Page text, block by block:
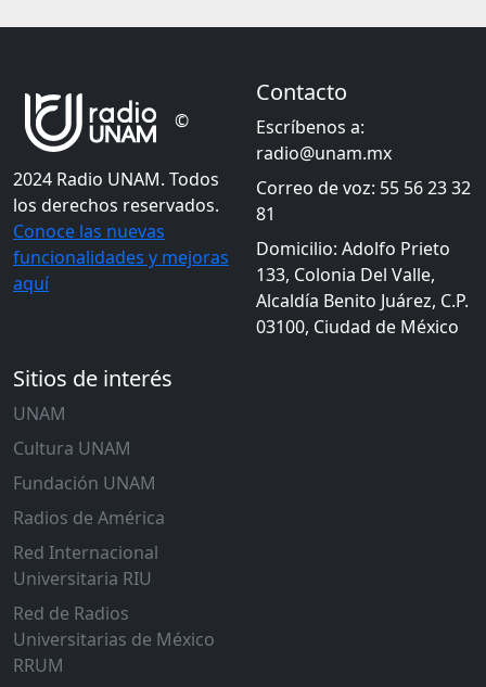
©
2024 Radio UNAM. Todos
los derechos reservados.
Conoce las nuevas
funcionalidades y mejoras
aquí
Contacto
Escríbenos a:
radio@unam.mx
Correo de voz: 55 56 23 32
81
Domicilio: Adolfo Prieto
133, Colonia Del Valle,
Alcaldía Benito Juárez, C.P.
03100, Ciudad de México
Sitios de interés
UNAM
Cultura UNAM
Fundación UNAM
Radios de América
Red Internacional
Universitaria RIU
Red de Radios
Universitarias de México
RRUM